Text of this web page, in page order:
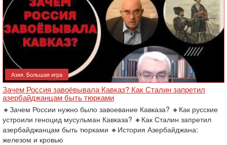
Азия. Большая игра
Зачем Россия завоёвывала Кавказ? Как Сталин запретил
азербайджанцам быть тюрками
🔸Зачем России нужно было завоевание Кавказа? 🔸Как русские
устроили геноцид мусульман Кавказа? 🔸Как Сталин запретил
азербайджанцам быть тюрками 🔸История Азербайджана:
железом и кровью